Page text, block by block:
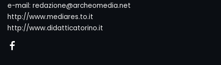
e-mail: redazione@archeomedia.net
http://www.mediares.to.it
http://www.didatticatorino.it